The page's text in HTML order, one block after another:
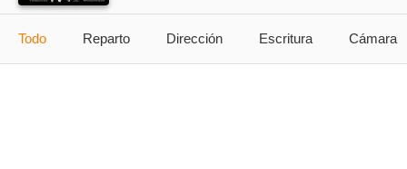
Todo Reparto Dirección Escritura Cámara